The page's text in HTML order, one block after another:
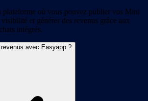
plateforme où vous pouvez publier vos Mini
et générer des revenus grâce aux
intégrés.
avec Easyapp ?